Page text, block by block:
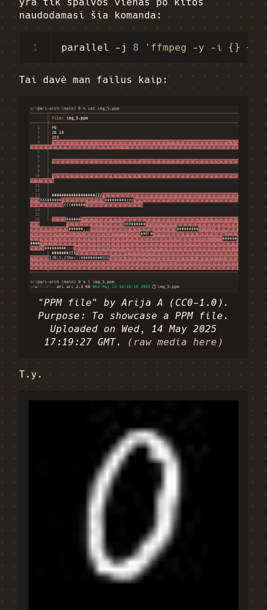
naudodamasi šia komanda:
1 parallel -j 8 'ffmpeg -y -i {}
Tai davė man failus kaip:
"PPM file" by Arija A (CC0-1.0).
Purpose: To showcase a PPM file.
Uploaded on Wed, 14 May 2025
17:19:27 GMT.
(raw media here)
T.y.